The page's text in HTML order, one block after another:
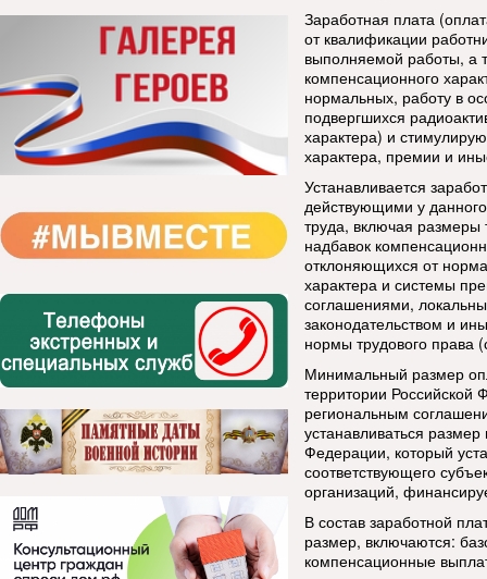
Заработная плата
от квалификации
выполняемой работы, а
компенсационного
нормальных, работу в
подвергшихся
характера) и
характера, премии и
Устанавливается
действующими у
труда, включая размеры
надбавок
отклоняющихся от
характера и системы
соглашениями,
законодательством и
нормы трудового права
Минимальный размер
территории
региональным
устанавливаться
Федерации, который
соответствующего
организаций,
В состав заработной
размер, включаются:
компенсационные